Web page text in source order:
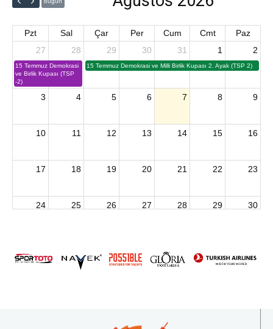
Pzt Sal Çar Per Cum Cmt
Paz
27
15 Temmuz Demokrasi
ve Birlik Kupası (TSP
-2)
28 29
15 Temmuz Demokrasi ve Milli Birlik Kupası 2. Ayak (TSP 2)
30 31 1 2
3 4 5 6 7 8 9
10 11 12 13 14 15 16
17 18 19 20 21 22 23
24 25 26 27 28 29 30